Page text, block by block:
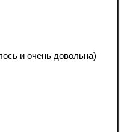
и очень довольна)